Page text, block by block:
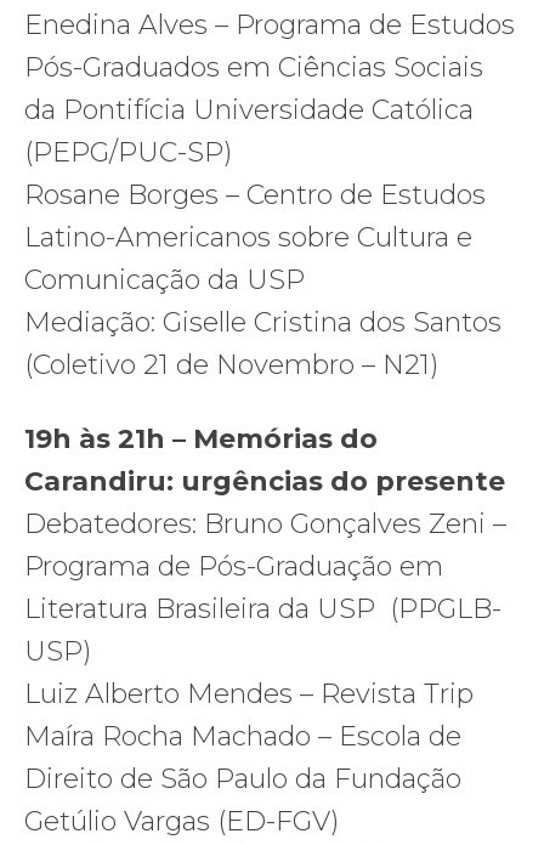
Enedina Alves – Programa de Estudos
Pós-Graduados em Ciências Sociais
da Pontifícia Universidade Católica
(PEPG/PUC-SP)
Rosane Borges – Centro de Estudos
Latino-Americanos sobre Cultura e
Comunicação da USP
Mediação: Giselle Cristina dos Santos
(Coletivo 21 de Novembro – N21)
19h às 21h – Memórias do
Carandiru: urgências do presente
Debatedores: Bruno Gonçalves Zeni –
Programa de Pós-Graduação em
Literatura Brasileira da USP (PPGLB-
USP)
Luiz Alberto Mendes – Revista Trip
Maíra Rocha Machado – Escola de
Direito de São Paulo da Fundação
Getúlio Vargas (ED-FGV)